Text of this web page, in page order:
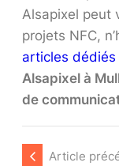
Alsapixel peut
projets NFC,
articles dédiés
Alsapixel à
de
Article